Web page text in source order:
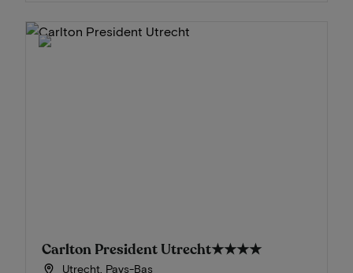
Carlton President Utrecht★★★★
Utrecht, Pays-Bas